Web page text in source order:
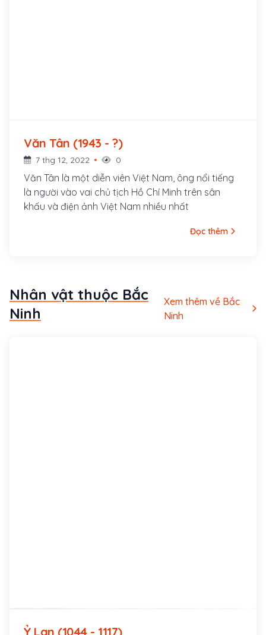
Văn Tân (1943 - ?)
7 thg 12, 2022 0
Văn Tân là một diễn viên Việt Nam, ông nổi tiếng
là người vào vai chủ tịch Hồ Chí Minh trên sân
khấu và điện ảnh Việt Nam nhiều nhất
Đọc thêm
Nhân vật thuộc Bắc
Ninh
Xem thêm về Bắc
Ninh
Ỷ Lan (1044 - 1117)